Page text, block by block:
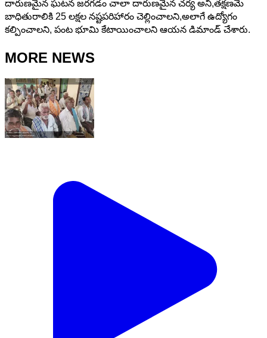
దారుణమైన ఘటన జరగడం చాలా దారుణమైన చర్య అని,తక్షణమే
బాధితురాలికి 25 లక్షల నష్టపరిహారం చెల్లించాలని,అలాగే ఉద్యోగం
కల్పించాలని, పంట భూమి కేటాయించాలని ఆయన డిమాండ్ చేశారు.
MORE NEWS